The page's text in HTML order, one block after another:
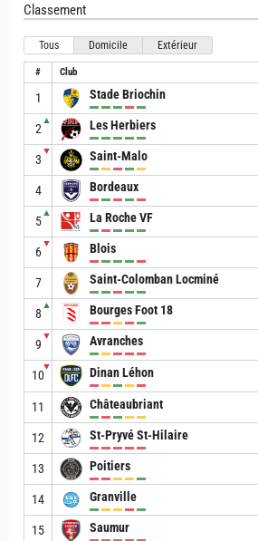
Classement
Tous Domicile Extérieur
# Club
1 Stade Briochin
2
▲ Les Herbiers
3
▼ Saint-Malo
4 Bordeaux
5
▲ La Roche VF
6
▼ Blois
7 Saint-Colomban Locminé
8
▲ Bourges Foot 18
9
▼ Avranches
10
▼ Dinan Léhon
11 Châteaubriant
12 St-Pryvé St-Hilaire
13 Poitiers
14 Granville
15 Saumur